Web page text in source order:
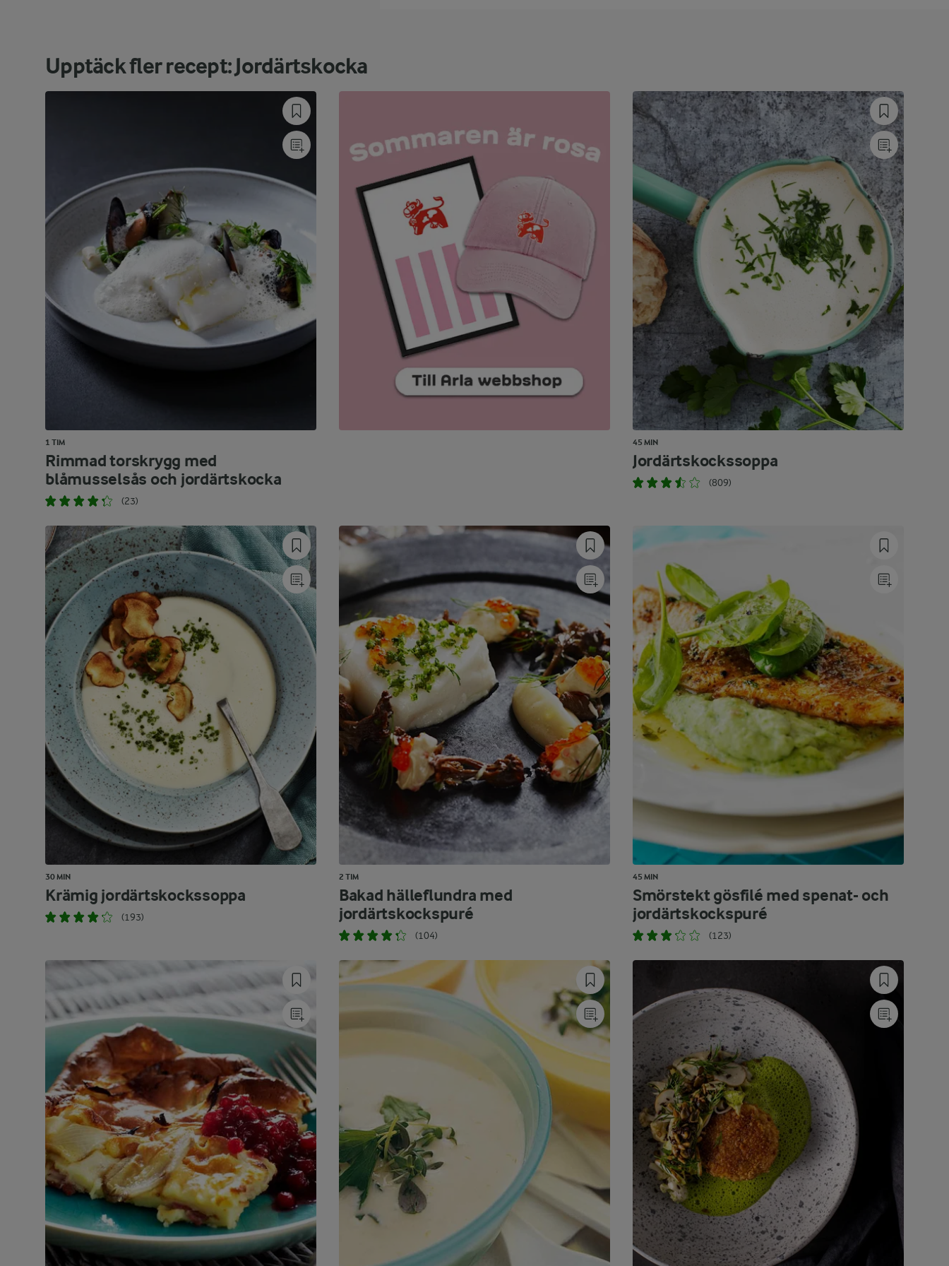
Upptäck fler recept: Jordärtskocka
1 TIM
Rimmad torskrygg med
blåmusselsås och jordärtskocka
(23)
45 MIN
Jordärtskockssoppa
(809)
30 MIN
Krämig jordärtskockssoppa
(193)
2 TIM
Bakad hälleflundra med
jordärtskockspuré
(104)
45 MIN
Smörstekt gösfilé med spenat- och
jordärtskockspuré
(123)